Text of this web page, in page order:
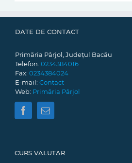
DATE DE CONTACT
Primăria Pârjol, Județul Bacău
Telefon: 0234384016
Fax: 0234384024
E-mail: Contact
Web: Primăria Pârjol
CURS VALUTAR